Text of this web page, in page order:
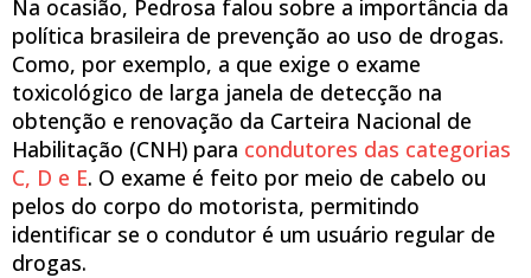
Na ocasião, Pedrosa falou sobre a importância da
política brasileira de prevenção ao uso de drogas.
Como, por exemplo, a que exige o exame
toxicológico de larga janela de detecção na
obtenção e renovação da Carteira Nacional de
Habilitação (CNH) para condutores das categorias
C, D e E. O exame é feito por meio de cabelo ou
pelos do corpo do motorista, permitindo
identificar se o condutor é um usuário regular de
drogas.